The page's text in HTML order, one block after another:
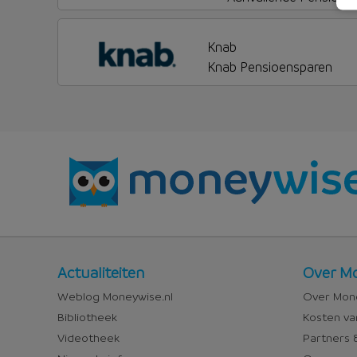
Knab
Knab Pensioensparen
Nieuws
en
media
Actualiteiten
Weblog Moneywise.nl
Bibliotheek
Videotheek
Over
Over
Over
Kosten
Partners